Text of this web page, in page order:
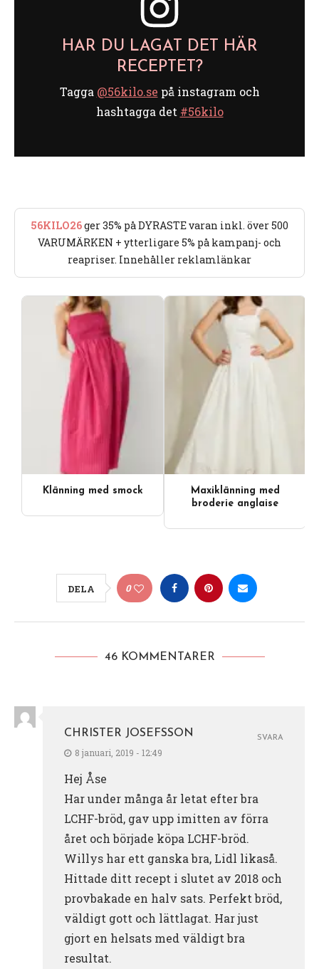
HAR DU LAGAT DET HÄR
RECEPTET?
Tagga @56kilo.se på instagram och
hashtagga det #56kilo
56KILO26ger 35% på DYRASTE varan inkl. över 500
VARUMÄRKEN + ytterligare 5% på kampanj- och
reapriser. Innehåller reklamlänkar
Klänning med smock
Maxiklänning med
broderie anglaise
DELA 0
46 KOMMENTARER
CHRISTER JOSEFSSON
8 januari, 2019 - 12:49
Hej Åse
Har under många år letat efter bra
LCHF-bröd, gav upp imitten av förra
året och började köpa LCHF-bröd.
Willys har ett ganska bra, Lidl likaså.
Hittade ditt recept i slutet av 2018 och
provbakade en halv sats. Perfekt bröd,
väldigt gott och lättlagat. Har just
gjort en helsats med väldigt bra
resultat.
SVARA